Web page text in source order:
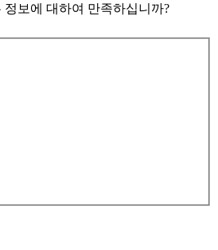
보에 대하여 만족하십니까?